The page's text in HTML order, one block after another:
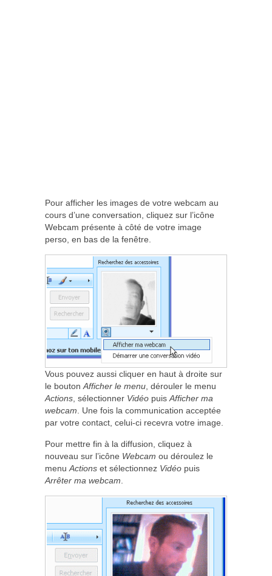
Pour afficher les images de votre webcam au
cours d’une conversation, cliquez sur l’icône
Webcam présente à côté de votre image
perso, en bas de la fenêtre.
Vous pouvez aussi cliquer en haut à droite sur
le bouton Afficher le menu , dérouler le menu
Actions , sélectionner Vidéo puis Afficher ma
webcam . Une fois la communication acceptée
par votre contact, celui-ci recevra votre image.
Pour mettre fin à la diffusion, cliquez à
nouveau sur l’icône Webcam ou déroulez le
menu Actions et sélectionnez Vidéo puis
Arrêter ma webcam